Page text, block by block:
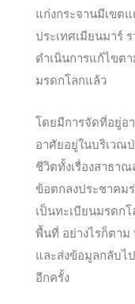
แก่งกระจานมีเขต
ประเทศเมียนมาร์
ดำเนินการแก้ไขต
มรดกโลกแล้ว
โดยมีการจัดที่อยู่อ
อาศัยอยู่ในบริเวณ
ชีวิตทั้งเรื่องสาธา
ข้อตกลงประชาคม
เป็นทะเบียนมรดก
พื้นที่ อย่างไรก็ตาม
และส่งข้อมูลกลับไ
อีกครั้ง